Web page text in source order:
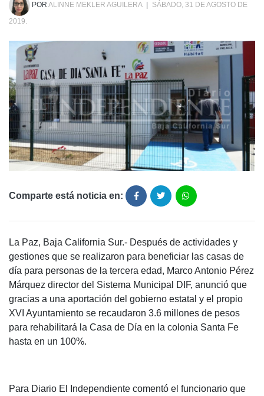
POR ALINNE MEKLER AGUILERA
SÁBADO, 31 DE AGOSTO DE
2019.
Comparte está noticia en:
La Paz, Baja California Sur.- Después de actividades y
gestiones que se realizaron para beneficiar las casas de
día para personas de la tercera edad, Marco Antonio Pérez
Márquez director del Sistema Municipal DIF, anunció que
gracias a una aportación del gobierno estatal y el propio
XVI Ayuntamiento se recaudaron 3.6 millones de pesos
para rehabilitará la Casa de Día en la colonia Santa Fe
hasta en un 100%.
Para Diario El Independiente comentó el funcionario que